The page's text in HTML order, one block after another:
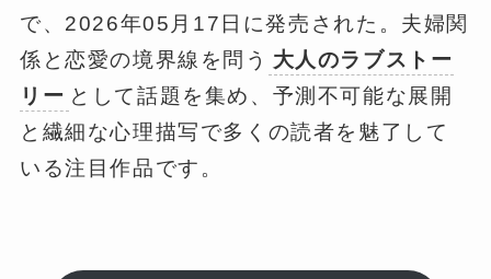
で、2026年05月17日に発売された。夫婦関
係と恋愛の境界線を問う 大人のラブストー
リー として話題を集め、予測不可能な展開
と繊細な心理描写で多くの読者を魅了して
いる注目作品です。